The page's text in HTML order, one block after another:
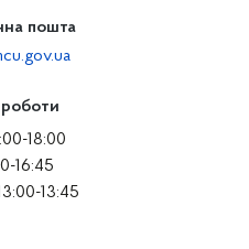
пошта
роботи
18:00
16:45
13:45